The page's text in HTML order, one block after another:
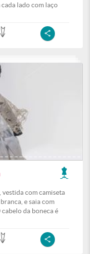
lado com laço
com camiseta
e saia com
da boneca é